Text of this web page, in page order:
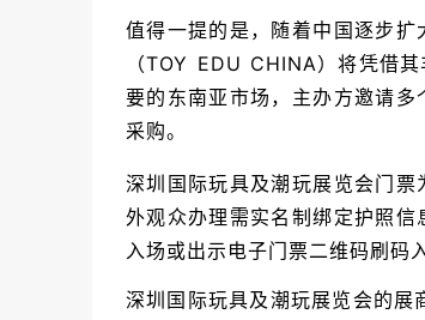
值得一提的是，随着中国逐步
（TOY EDU CHINA）将凭借
要的东南亚市场，主办方邀请
采购。
深圳国际玩具及潮玩展览会门
外观众办理需实名制绑定护照
入场或出示电子门票二维码刷码
深圳国际玩具及潮玩展览会的展